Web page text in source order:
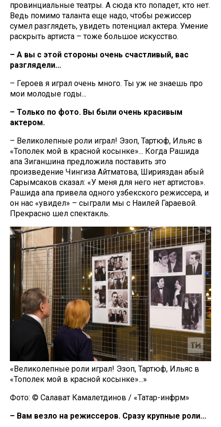
провинциальные театры. А сюда кто попадет, кто нет.
Ведь помимо таланта еще надо, чтобы режиссер
сумел разглядеть, увидеть потенциал актера. Умение
раскрыть артиста – тоже большое искусство.
– А вы с этой стороны очень счастливый, вас
разглядели...
– Героев я играл очень много. Ты уж не знаешь про
мои молодые годы...
– Только по фото. Вы были очень красивым
актером.
– Великолепные роли играл! Эзоп, Тартюф, Ильяс в
«Тополек мой в красной косынке»... Когда Рашида
апа Зиганшина предложила поставить это
произведение Чингиза Айтматова, Ширияздан абый
Сарымсаков сказал: «У меня для него нет артистов».
Рашида апа привела одного узбекского режиссера, и
он нас «увидел» – сыграли мы с Наилей Гараевой.
Прекрасно шел спектакль.
«Великолепные роли играл! Эзоп, Тартюф, Ильяс в
«Тополек мой в красной косынке»...»
Фото: © Салават Камалетдинов / «Татар-инфрм»
– Вам везло на режиссеров. Сразу крупные роли...